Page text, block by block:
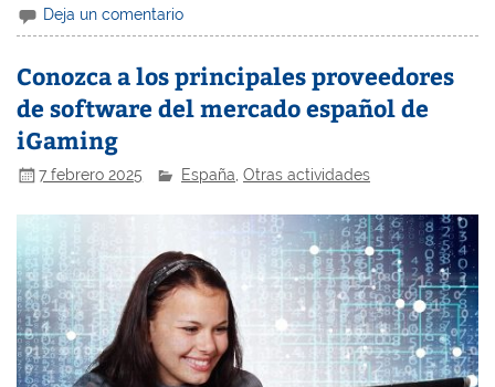
Deja un comentario
Conozca a los principales proveedores
de software del mercado español de
iGaming
7 febrero 2025 España ,Otras actividades